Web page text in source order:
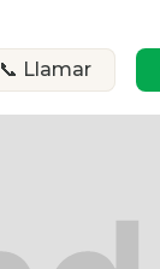
📞 Llamar